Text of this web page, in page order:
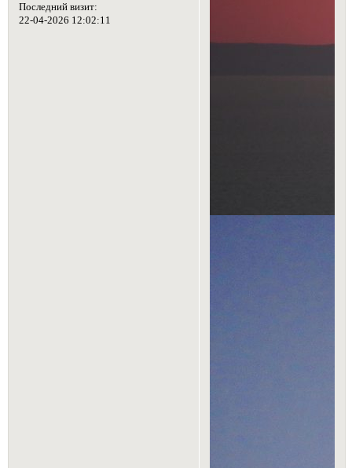
Последний визит:
22-04-2026 12:02:11